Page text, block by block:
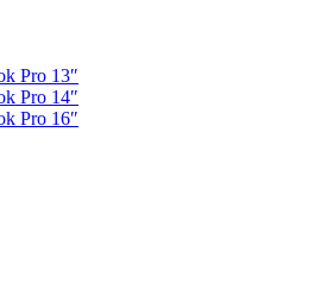
Pro 13″
Pro 14″
Pro 16″